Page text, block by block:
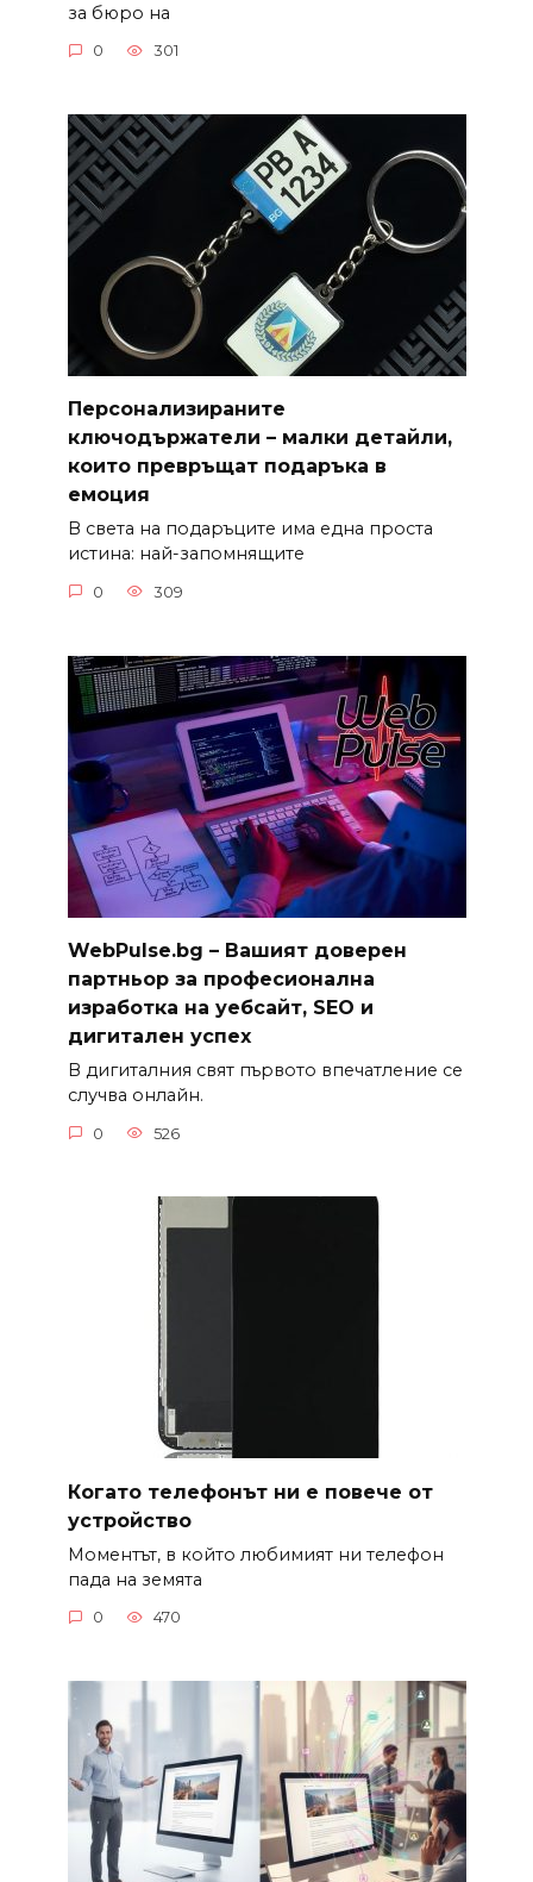
за бюро на
0 301
Персонализираните
ключодържатели – малки детайли,
които превръщат подаръка в
емоция
В света на подаръците има една проста
истина: най-запомнящите
0 309
WebPulse.bg – Вашият доверен
партньор за професионална
изработка на уебсайт, SEO и
дигитален успех
В дигиталния свят първото впечатление се
случва онлайн.
0 526
Когато телефонът ни е повече от
устройство
Моментът, в който любимият ни телефон
пада на земята
0 470